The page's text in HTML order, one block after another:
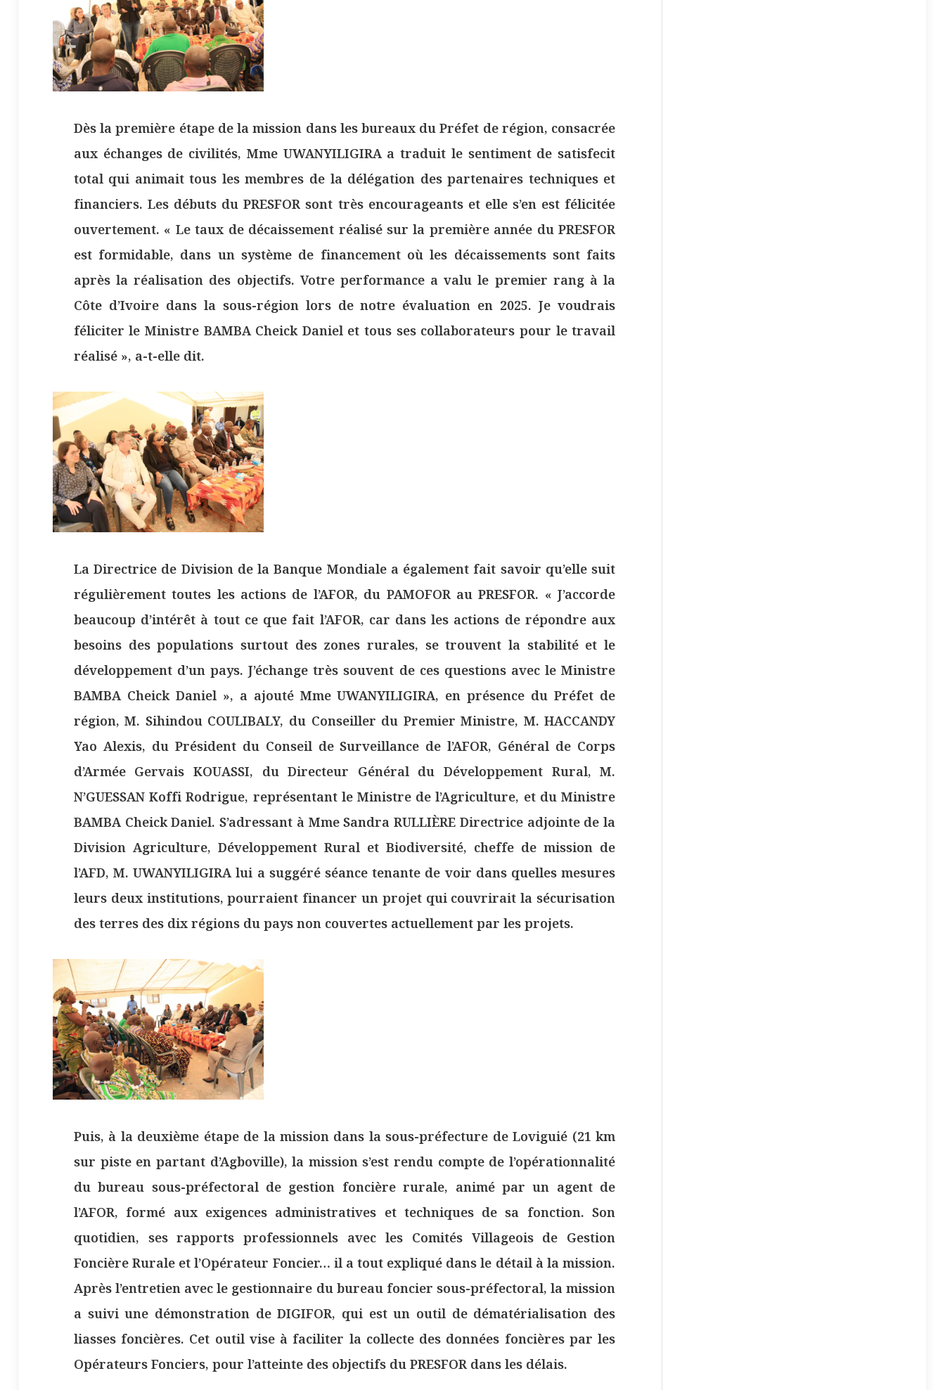
Dès la première étape de la mission dans les bureaux du Préfet de région, consacrée
aux échanges de civilités, Mme UWANYILIGIRA a traduit le sentiment de satisfecit
total qui animait tous les membres de la délégation des partenaires techniques et
financiers. Les débuts du PRESFOR sont très encourageants et elle s’en est félicitée
ouvertement. « Le taux de décaissement réalisé sur la première année du PRESFOR
est formidable, dans un système de financement où les décaissements sont faits
après la réalisation des objectifs. Votre performance a valu le premier rang à la
Côte d’Ivoire dans la sous-région lors de notre évaluation en 2025. Je voudrais
féliciter le Ministre BAMBA Cheick Daniel et tous ses collaborateurs pour le travail
réalisé », a-t-elle dit.
La Directrice de Division de la Banque Mondiale a également fait savoir qu’elle suit
régulièrement toutes les actions de l’AFOR, du PAMOFOR au PRESFOR. « J’accorde
beaucoup d’intérêt à tout ce que fait l’AFOR, car dans les actions de répondre aux
besoins des populations surtout des zones rurales, se trouvent la stabilité et le
développement d’un pays. J’échange très souvent de ces questions avec le Ministre
BAMBA Cheick Daniel », a ajouté Mme UWANYILIGIRA, en présence du Préfet de
région, M. Sihindou COULIBALY, du Conseiller du Premier Ministre, M. HACCANDY
Yao Alexis, du Président du Conseil de Surveillance de l’AFOR, Général de Corps
d’Armée Gervais KOUASSI, du Directeur Général du Développement Rural, M.
N’GUESSAN Koffi Rodrigue, représentant le Ministre de l’Agriculture, et du Ministre
BAMBA Cheick Daniel. S’adressant à Mme Sandra RULLIÈRE Directrice adjointe de la
Division Agriculture, Développement Rural et Biodiversité, cheffe de mission de
l’AFD, M. UWANYILIGIRA lui a suggéré séance tenante de voir dans quelles mesures
leurs deux institutions, pourraient financer un projet qui couvrirait la sécurisation
des terres des dix régions du pays non couvertes actuellement par les projets.
Puis, à la deuxième étape de la mission dans la sous-préfecture de Loviguié (21 km
sur piste en partant d’Agboville), la mission s’est rendu compte de l’opérationnalité
du bureau sous-préfectoral de gestion foncière rurale, animé par un agent de
l’AFOR, formé aux exigences administratives et techniques de sa fonction. Son
quotidien, ses rapports professionnels avec les Comités Villageois de Gestion
Foncière Rurale et l’Opérateur Foncier… il a tout expliqué dans le détail à la mission.
Après l’entretien avec le gestionnaire du bureau foncier sous-préfectoral, la mission
a suivi une démonstration de DIGIFOR, qui est un outil de dématérialisation des
liasses foncières. Cet outil vise à faciliter la collecte des données foncières par les
Opérateurs Fonciers, pour l’atteinte des objectifs du PRESFOR dans les délais.